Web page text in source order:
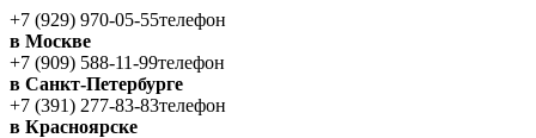
+7 (929) 970-05-55телефон
в Москве
+7 (909) 588-11-99телефон
в Санкт-Петербурге
+7 (391) 277-83-83телефон
в Красноярске